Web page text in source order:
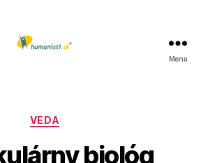
Menu
Kategórie
VEDA
biológ